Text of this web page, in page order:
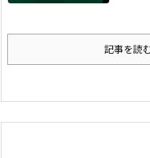
記事を読